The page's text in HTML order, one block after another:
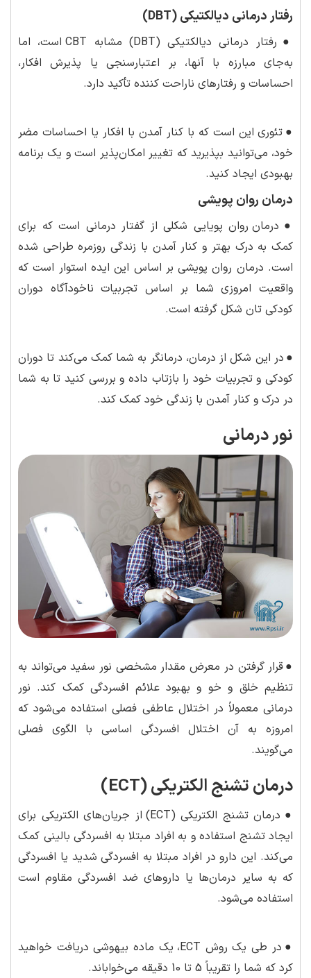
رفتار درمانی دیالکتیکی (DBT)
●
رفتار درمانی دیالکتیکی (DBT) مشابه CBT است، اما
به‌جای مبارزه با آنها، بر اعتبارسنجی یا پذیرش افکار،
احساسات و رفتارهای ناراحت کننده تأکید دارد.
● تئوری این است که با کنار آمدن با افکار یا احساسات مضر
خود، می‌توانید بپذیرید که تغییر امکان‌پذیر است و یک برنامه
بهبودی ایجاد کنید.
درمان روان پویشی
● درمان روان پویایی شکلی از گفتار درمانی است که برای
کمک به درک بهتر و کنار آمدن با زندگی روزمره طراحی شده
است. درمان روان پویشی بر اساس این ایده استوار است که
واقعیت امروزی شما بر اساس تجربیات ناخودآگاه دوران
کودکی تان شکل گرفته است.
● در این شکل از درمان، درمانگر به شما کمک می‌کند تا دوران
کودکی و تجربیات خود را بازتاب داده و بررسی کنید تا به شما
در درک و کنار آمدن با زندگی خود کمک کند.
نور درمانی
●قرار گرفتن در معرض مقدار مشخصی نور سفید می‌تواند به
تنظیم خلق و خو و بهبود علائم افسردگی کمک کند. نور
درمانی معمولاً در اختلال عاطفی فصلی استفاده می‌شود که
امروزه به آن اختلال افسردگی اساسی با الگوی فصلی
می‌گویند.
درمان تشنج الکتریکی (ECT)
●
درمان تشنج الکتریکی (ECT) از جریان‌های الکتریکی برای
ایجاد تشنج استفاده و به افراد مبتلا به افسردگی بالینی کمک
می‌کند. این دارو در افراد مبتلا به افسردگی شدید یا افسردگی
که به سایر درمان‌ها یا داروهای ضد افسردگی مقاوم است
استفاده می‌شود.
●
در طی یک روش ECT، یک ماده بیهوشی دریافت خواهید
کرد که شما را تقریباً 5 تا 10 دقیقه می‌خواباند.